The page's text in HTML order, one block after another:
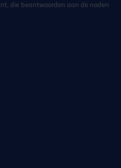
die beantwoorden aan de noden